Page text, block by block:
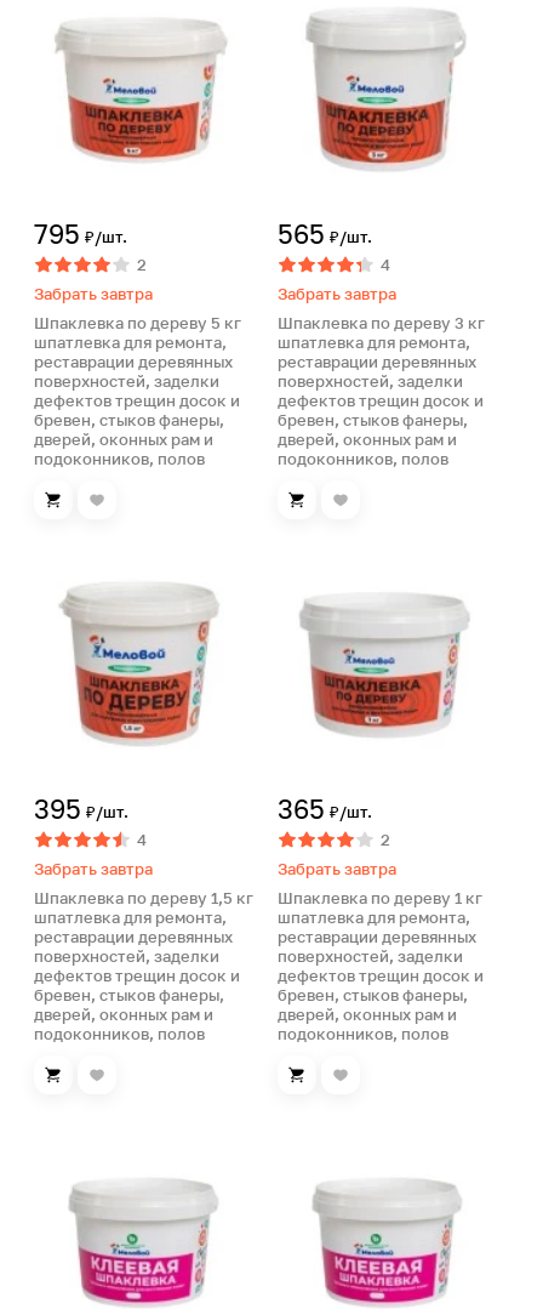
795 ₽/шт.
2
Забрать завтра
Шпаклевка по дереву 5 кг
шпатлевка для ремонта,
реставрации деревянных
поверхностей, заделки
дефектов трещин досок и
бревен, стыков фанеры,
дверей, оконных рам и
подоконников, полов
565 ₽/шт.
4
Забрать завтра
Шпаклевка по дереву 3 кг
шпатлевка для ремонта,
реставрации деревянных
поверхностей, заделки
дефектов трещин досок и
бревен, стыков фанеры,
дверей, оконных рам и
подоконников, полов
395 ₽/шт.
4
Забрать завтра
Шпаклевка по дереву 1,5 кг
шпатлевка для ремонта,
реставрации деревянных
поверхностей, заделки
дефектов трещин досок и
бревен, стыков фанеры,
дверей, оконных рам и
подоконников, полов
365 ₽/шт.
2
Забрать завтра
Шпаклевка по дереву 1 кг
шпатлевка для ремонта,
реставрации деревянных
поверхностей, заделки
дефектов трещин досок и
бревен, стыков фанеры,
дверей, оконных рам и
подоконников, полов